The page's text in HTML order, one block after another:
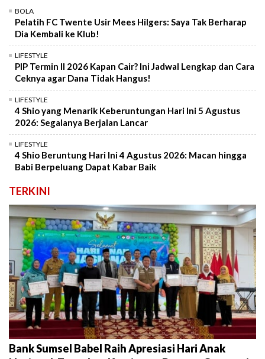
BOLA
Pelatih FC Twente Usir Mees Hilgers: Saya Tak Berharap
Dia Kembali ke Klub!
LIFESTYLE
PIP Termin II 2026 Kapan Cair? Ini Jadwal Lengkap dan Cara
Ceknya agar Dana Tidak Hangus!
LIFESTYLE
4 Shio yang Menarik Keberuntungan Hari Ini 5 Agustus
2026: Segalanya Berjalan Lancar
LIFESTYLE
4 Shio Beruntung Hari Ini 4 Agustus 2026: Macan hingga
Babi Berpeluang Dapat Kabar Baik
TERKINI
Bank Sumsel Babel Raih Apresiasi Hari Anak